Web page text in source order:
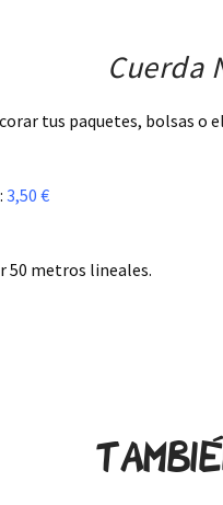
Cuerda
tus paquetes, bolsas o
3,50 €
50 metros lineales.